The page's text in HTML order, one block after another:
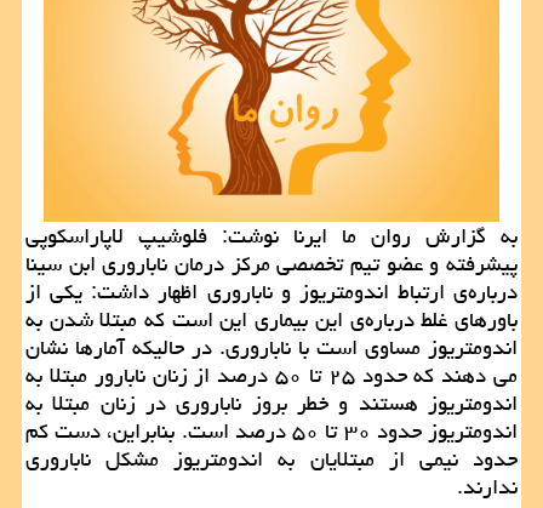
به گزارش روان ما ایرنا نوشت: فلوشیپ لاپاراسكوپی
پیشرفته و عضو تیم تخصصی مركز درمان ناباروری ابن سینا
درباره‌ی ارتباط اندومتریوز و ناباروری اظهار داشت: یكی از
باورهای غلط درباره‌ی این بیماری این است كه مبتلا شدن به
اندومتریوز مساوی است با ناباروری. در حالیكه آمارها نشان
می دهند كه حدود ۲۵ تا ۵۰ درصد از زنان نابارور مبتلا به
اندومتریوز هستند و خطر بروز ناباروری در زنان مبتلا به
اندومتریوز حدود ۳۰ تا ۵۰ درصد است. بنابراین، دست كم
حدود نیمی از مبتلایان به اندومتریوز مشكل ناباروری
ندارند.